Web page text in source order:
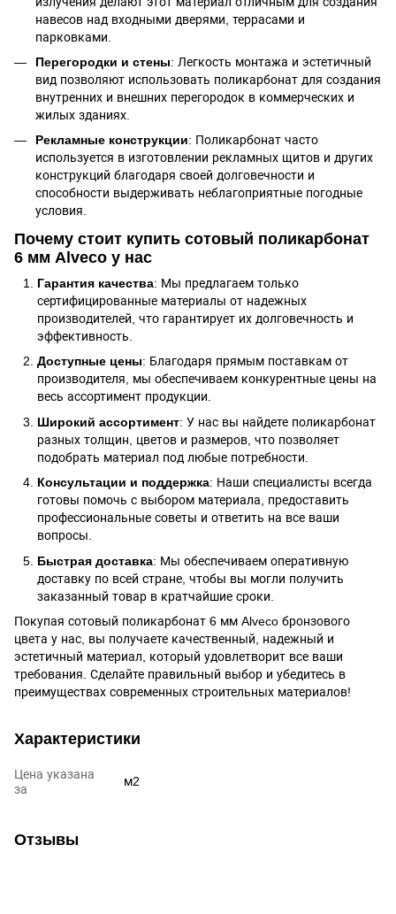
навесов над входными дверями, террасами и
парковками.
Перегородки и стены: Легкость монтажа и эстетичный
вид позволяют использовать поликарбонат для создания
внутренних и внешних перегородок в коммерческих и
жилых зданиях.
Рекламные конструкции: Поликарбонат часто
используется в изготовлении рекламных щитов и других
конструкций благодаря своей долговечности и
способности выдерживать неблагоприятные погодные
условия.
Почему стоит купить сотовый поликарбонат
6 мм Alveco у нас
Гарантия качества: Мы предлагаем только
сертифицированные материалы от надежных
производителей, что гарантирует их долговечность и
эффективность.
Доступные цены: Благодаря прямым поставкам от
производителя, мы обеспечиваем конкурентные цены на
весь ассортимент продукции.
Широкий ассортимент: У нас вы найдете поликарбонат
разных толщин, цветов и размеров, что позволяет
подобрать материал под любые потребности.
Консультации и поддержка: Наши специалисты всегда
готовы помочь с выбором материала, предоставить
профессиональные советы и ответить на все ваши
вопросы.
Быстрая доставка: Мы обеспечиваем оперативную
доставку по всей стране, чтобы вы могли получить
заказанный товар в кратчайшие сроки.
Покупая сотовый поликарбонат 6 мм Alveco бронзового
цвета у нас, вы получаете качественный, надежный и
эстетичный материал, который удовлетворит все ваши
требования. Сделайте правильный выбор и убедитесь в
преимуществах современных строительных материалов!
Характеристики
Цена указана
за
м2
Отзывы